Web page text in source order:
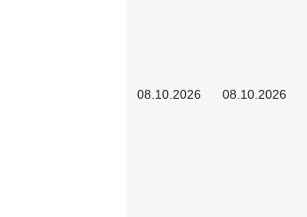
08.10.2026 08.10.2026